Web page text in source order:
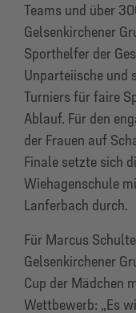
Teams und über
Gelsenkirchener
Sporthelfer der
Unparteiische und
Turniers für faire
Ablauf. Für den
der Frauen auf
Finale setzte sich
Wiehagenschule
Lanferbach durch.
Für Marcus
Gelsenkirchener
Cup der Mädchen
Wettbewerb: „Es